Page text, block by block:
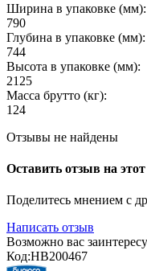
Ширина в упаковке (мм):
790
Глубина в упаковке (мм):
744
Высота в упаковке (мм):
2125
Масса брутто (кг):
124
Отзывы не найдены
Оставить отзыв на
Поделитесь мнением с
Написать отзыв
Возможно вас
Код:HB200467